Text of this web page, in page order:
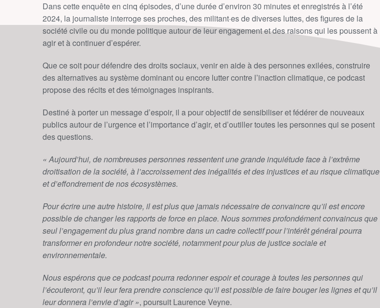
Dans cette enquête en cinq épisodes, d’une durée d’environ 30 minutes et enregistrés à l’été
2024, la journaliste interroge ses proches, des militant·es de diverses luttes, des figures de la
société civile ou du monde politique autour de leur engagement et des raisons qui les poussent à
agir et à continuer d’espérer.
Que ce soit pour défendre des droits sociaux, venir en aide à des personnes exilées, construire
des alternatives au système dominant ou encore lutter contre l’inaction climatique, ce podcast
propose des récits et des témoignages inspirants.
Destiné à porter un message d’espoir, il a pour objectif de sensibiliser et fédérer de nouveaux
publics autour de l’urgence et l’importance d’agir, et d’outiller toutes les personnes qui se posent
des questions.
« Aujourd’hui, de nombreuses personnes ressentent une grande inquiétude face à l’extrême
droitisation de la société, à l’accroissement des inégalités et des injustices et au risque climatique
et d’effondrement de nos écosystèmes.
Pour écrire une autre histoire, il est plus que jamais nécessaire de convaincre qu’il est encore
possible de changer les rapports de force en place. Nous sommes profondément convaincus que
seul l’engagement du plus grand nombre dans un cadre collectif pour l’intérêt général pourra
transformer en profondeur notre société, notamment pour plus de justice sociale et
environnementale.
Nous espérons que ce podcast pourra redonner espoir et courage à toutes les personnes qui
l’écouteront, qu’il leur fera prendre conscience qu’il est possible de faire bouger les lignes et qu’il
leur donnera l’envie d’agir », poursuit Laurence Veyne.